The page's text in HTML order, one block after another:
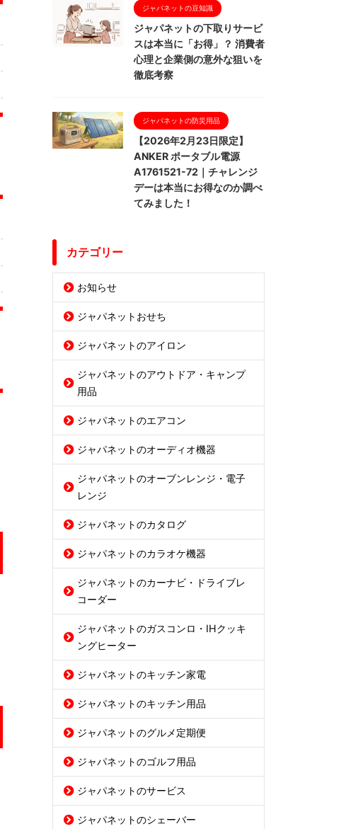
ジャパネットの豆知識
ジャパネットの下取りサービ
スは本当に「お得」？ 消費者
心理と企業側の意外な狙いを
徹底考察
ジャパネットの防災用品
【2026年2月23日限定】
ANKER ポータブル電源
A1761521-72｜チャレンジ
デーは本当にお得なのか調べ
てみました！
カテゴリー
お知らせ
ジャパネットおせち
ジャパネットのアイロン
ジャパネットのアウトドア・キャンプ
用品
ジャパネットのエアコン
ジャパネットのオーディオ機器
ジャパネットのオーブンレンジ・電子
レンジ
ジャパネットのカタログ
ジャパネットのカラオケ機器
ジャパネットのカーナビ・ドライブレ
コーダー
ジャパネットのガスコンロ・IHクッキ
ングヒーター
ジャパネットのキッチン家電
ジャパネットのキッチン用品
ジャパネットのグルメ定期便
ジャパネットのゴルフ用品
ジャパネットのサービス
ジャパネットのシェーバー